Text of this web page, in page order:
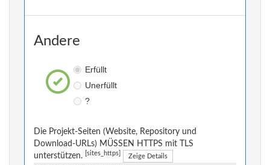
Andere
Erfüllt
Unerfüllt
?
Die Projekt-Seiten (Website, Repository und
Download-URLs) MÜSSEN HTTPS mit TLS
unterstützen.
[sites_https] Zeige Details